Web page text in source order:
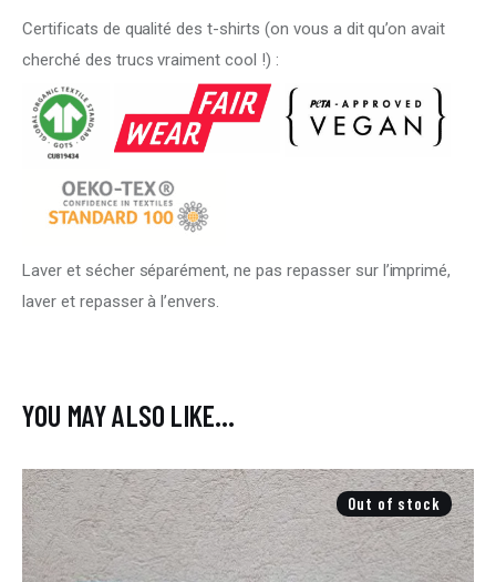
Certificats de qualité des t-shirts (on vous a dit qu’on avait
cherché des trucs vraiment cool !) :
Laver et sécher séparément, ne pas repasser sur l’imprimé,
laver et repasser à l’envers.
YOU MAY ALSO LIKE…
Out of stock